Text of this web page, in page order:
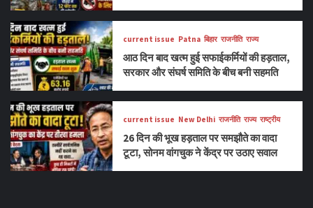
current issue Patna बिहार राजनीति राज्य
आठ दिन बाद खत्म हुई सफाईकर्मियों की हड़ताल,
सरकार और संघर्ष समिति के बीच बनी सहमति
current issue New Delhi राजनीति राज्य राष्ट्रीय
26 दिन की भूख हड़ताल पर समझौते का वादा
टूटा, सोनम वांगचुक ने केंद्र पर उठाए सवाल